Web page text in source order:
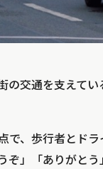
交通を支えて
、歩行者とド
」「ありがと